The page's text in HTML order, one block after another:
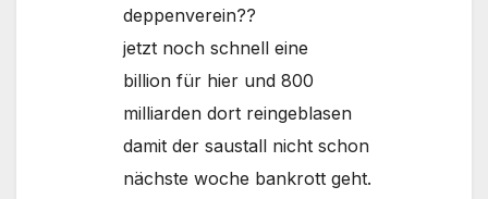
deppenverein??
jetzt noch schnell eine
billion für hier und 800
milliarden dort reingeblasen
damit der saustall nicht schon
nächste woche bankrott geht.